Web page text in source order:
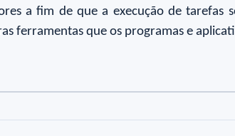
a fim de que a execução de tarefas
ferramentas que os programas e